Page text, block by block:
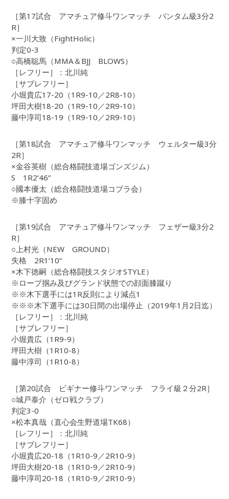
［第17試合 アマチュア修斗ワンマッチ バンタム級3分2
R］
×一川大致（FightHolic）
判定0-3
○高橋聡馬（MMA＆BJJ BLOWS）
［レフリー］：北川純
［サブレフリー］
小堀貴広17-20（1R9-10／2R8-10）
坪田大樹18-20（1R9-10／2R9-10）
藤中淳司18-19（1R9-10／2R9-10）
［第18試合 アマチュア修斗ワンマッチ ウェルター級3分
2R］
×金谷英樹（総合格闘技道場ゴンズジム）
S 1R2‘46“
○國本優太（総合格闘技道場コブラ会）
※膝十字固め
［第19試合 アマチュア修斗ワンマッチ フェザー級3分2
R］
○上村光（NEW GROUND）
失格 2R1‘10“
×木下徳嗣（総合格闘技スタジオSTYLE）
※ロープ掴み及びグランド状態での顔面膝蹴り
※※木下選手には1R反則により減点1
※※※木下選手には30日間の出場停止（2019年1月2日迄）
［レフリー］：北川純
［サブレフリー］
小堀貴広（1R9-9）
坪田大樹（1R10-8）
藤中淳司（1R10-8）
［第20試合 ビギナー修斗ワンマッチ フライ級２分2R］
○城戸泰介（ゼロ戦クラブ）
判定3-0
×松本真哉（直心会生野道場TK68）
［レフリー］：北川純
［サブレフリー］
小堀貴広20-18（1R10-9／2R10-9）
坪田大樹20-18（1R10-9／2R10-9）
藤中淳司20-18（1R10-9／2R10-9）